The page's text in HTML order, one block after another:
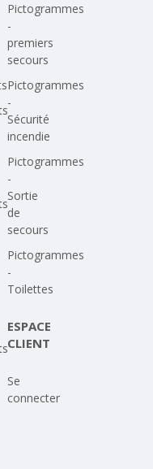
Pictogrammes
-
premiers
secours
Pictogrammes
-
Sécurité
incendie
Pictogrammes
-
Sortie
de
secours
Pictogrammes
-
Toilettes
ESPACE
CLIENT
Se
connecter